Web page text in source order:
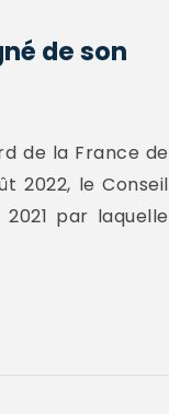
de son
de la France de
2022, le Conseil
par laquelle